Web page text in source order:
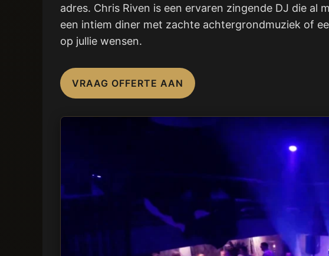
adres. Chris Riven is een ervaren zingende DJ die
een intiem diner met zachte achtergrondmuziek of
op jullie wensen.
VRAAG OFFERTE AAN